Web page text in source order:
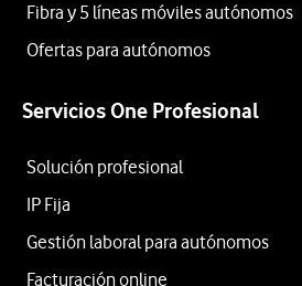
Fibra y 5 líneas móviles autónomos
Ofertas para autónomos
Servicios One Profesional
Solución profesional
IP Fija
Gestión laboral para autónomos
Facturación online